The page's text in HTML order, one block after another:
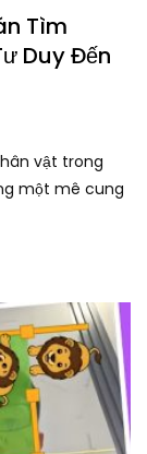
Tìm
Duy Đến
vật trong
một mê cung